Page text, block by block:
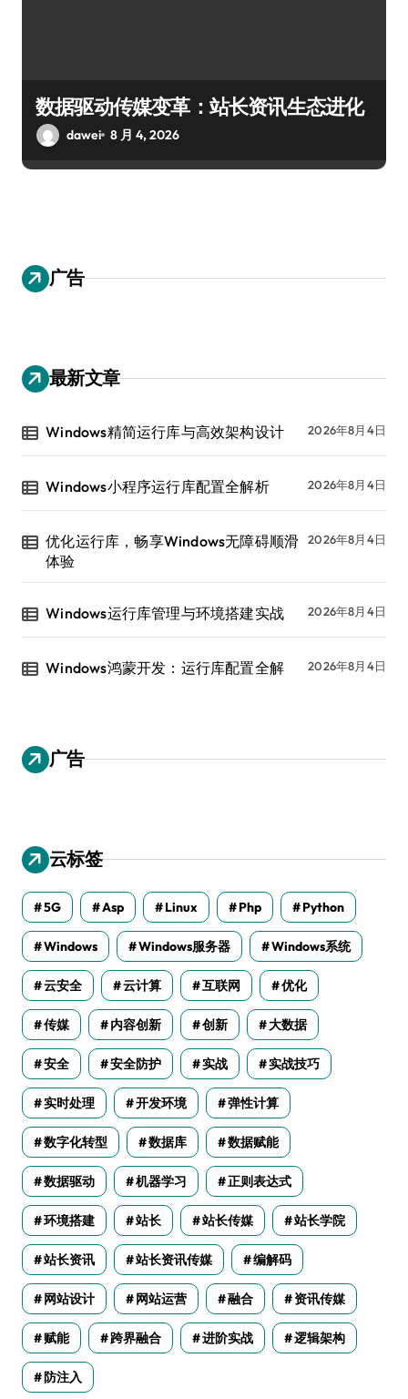
数据驱动传媒变革：站长资讯生态进化
dawei 8 月 4, 2026
广告
最新文章
Windows精简运行库与高效架构设计 2026年8月4日
Windows小程序运行库配置全解析 2026年8月4日
优化运行库，畅享Windows无障碍顺滑
体验
2026年8月4日
Windows运行库管理与环境搭建实战 2026年8月4日
Windows鸿蒙开发：运行库配置全解 2026年8月4日
广告
云标签
5G Asp Linux Php Python
Windows Windows服务器 Windows系统
云安全 云计算 互联网 优化
传媒 内容创新 创新 大数据
安全 安全防护 实战 实战技巧
实时处理 开发环境 弹性计算
数字化转型 数据库 数据赋能
数据驱动 机器学习 正则表达式
环境搭建 站长 站长传媒 站长学院
站长资讯 站长资讯传媒 编解码
网站设计 网站运营 融合 资讯传媒
赋能 跨界融合 进阶实战 逻辑架构
防注入